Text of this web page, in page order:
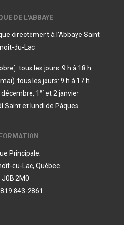
DE L'ABBAYE
directement à l’Abbaye Saint-
du-Lac
tous les jours: 9 h à 18 h
tous les jours: 9 h à 17 h
1 eret 2 janvier
Saint et lundi de Pâques
Principale,
du-Lac, Québec
J0B 2M0
843-2861